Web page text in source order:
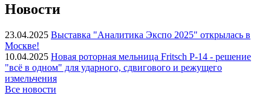
Новости
23.04.2025 Выставка "Аналитика Экспо 2025" открылась в
Москве!
10.04.2025 Новая роторная мельница Fritsch P-14 - решение
"всё в одном" для ударного, сдвигового и режущего
измельчения
Все новости